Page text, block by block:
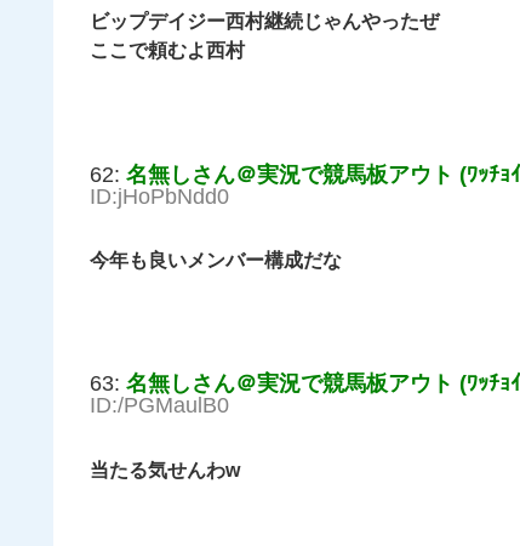
ビップデイジー西村継続じゃんやったぜ
ここで頼むよ西村
62: 名無しさん＠実況で競馬板アウト (ﾜｯﾁｮ
ID:jHoPbNdd0
今年も良いメンバー構成だな
63: 名無しさん＠実況で競馬板アウト (ﾜｯﾁｮ
ID:/PGMaulB0
当たる気せんわw